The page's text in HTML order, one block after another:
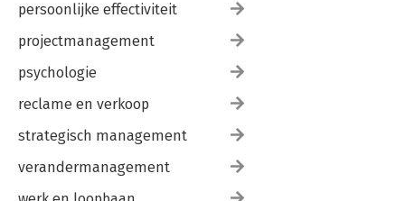
persoonlijke effectiviteit
projectmanagement
psychologie
reclame en verkoop
strategisch management
verandermanagement